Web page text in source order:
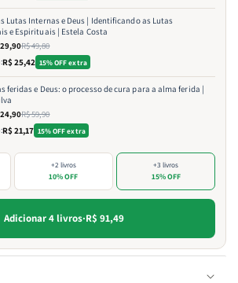
Lutas Internas e Deus | Identificando as Lutas
e Espirituais | Estela Costa
R$ 49,80
R$ 25,42 15% OFF extra
feridas e Deus: o processo de cura para a alma ferida |
R$ 59,90
R$ 21,17 15% OFF extra
+2 livros
10% OFF
+3 livros
15% OFF
Adicionar 4 livros·R$ 91,49